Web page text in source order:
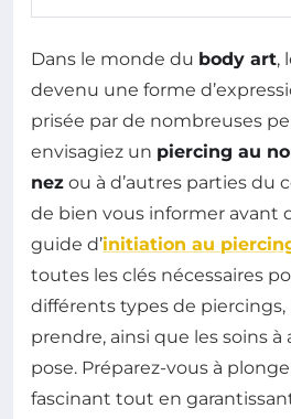
Dans le monde du body art,
devenu une forme
prisée par de nombreuses
envisagiez un piercing au
nez ou à d’autres parties du
de bien vous informer avant
guide d’initiation au
toutes les clés nécessaires
différents types de piercings,
prendre, ainsi que les soins à
pose. Préparez-vous à
fascinant tout en